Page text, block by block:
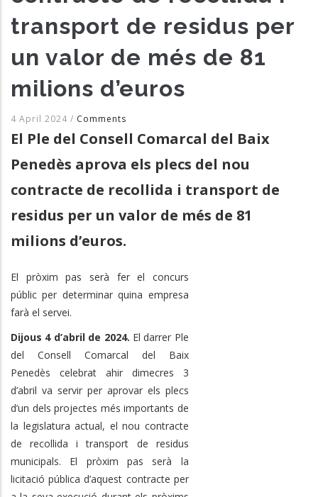
transport de residus per
un valor de més de 81
milions d’euros
4 April 2024 / Comments
El Ple del Consell Comarcal del Baix
Penedès aprova els plecs del nou
contracte de recollida i transport de
residus per un valor de més de 81
milions d’euros.
El pròxim pas serà fer el concurs
públic per determinar quina empresa
farà el servei.
Dijous 4 d’abril de 2024. El darrer Ple
del Consell Comarcal del Baix
Penedès celebrat ahir dimecres 3
d’abril va servir per aprovar els plecs
d’un dels projectes més importants de
la legislatura actual, el nou contracte
de recollida i transport de residus
municipals. El pròxim pas serà la
licitació pública d’aquest contracte per